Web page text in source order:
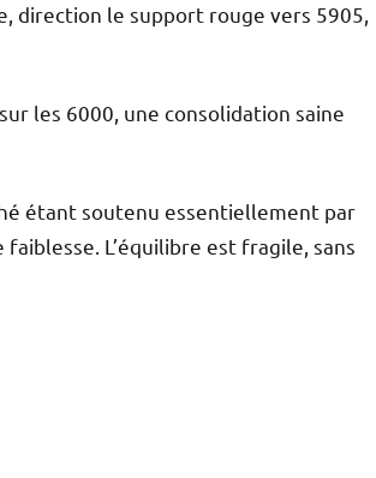
direction le support rouge vers 5905,
les 6000, une consolidation saine
étant soutenu essentiellement par
L’équilibre est fragile, sans